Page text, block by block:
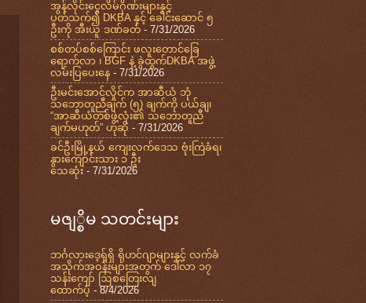
အွန်လိုင်းငွေလိမ်ဂိုဏ်းများနှင့်
ပတ်သက်၍ DKBA နှင့် ခေါင်းဆောင် ၅
ဦးကို အီးယူ ဒဏ်ခတ် - 7/31/2026
စစ်တပ်စစ်ကြောင်း ဖလူးတောင်ခြေ
ရောက်လာ ၊ BGF နဲ့ ခွဲထွက်DKBA အဖွဲ့
လမ်းပြပေးနေ - 7/31/2026
ဦးမင်းအောင်လှိုင်က အာဆီယံ ဘုံ
သဘောတူညီချက် (၅) ချက်ကို ပယ်ချ၊
“အာဆီယံတစ်ဖွဲ့လုံး၏ သဘောတူညီ
ချက်မဟုတ်” ဟုဆို - 7/31/2026
ခင်ဦးမြို့နယ် ကျေးလက်ဒေသ ဗုံးကြဲခံရ၊
နွားကျောင်းသား ၁ ဦး
သေဆုံး- 7/31/2026
မဇျ္စိမ သတင်းများ
ဘင်္ဂလားဒေ့ရှ်ရှိ ရိုဟင်ဂျာများနှင့် လက်ခံ
အသိုက်အဝန်းများအတွက် ဒေါ်လာ ၁၇
သန်းကျော် ဩစတြေးလျ
ထောက်ပံ့ - 8/4/2026